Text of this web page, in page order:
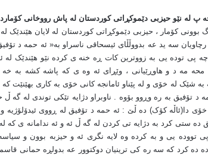
پ له نێو حیزبی دێموکڕاتی کوردستان له پاش رووخانی کۆماردا
کۆمار ، حیزبی دێموکڕاتی کوردستان له لایان هێندێک
سه ید عه بدووڵڵای ئیسحاقی ناسراو به« ئه حمه د
پی توده یی به زووترین کات ڕه خنه ی کرده نێو هێندێک له
محه مه د و هاوڕێیانی ، وێڕای ئه وه ی که پاشه کشه به خه
به شێک له خۆی و له پێناو ئامانجه کانی خۆی به کاری بهێنێت
د تۆفیق به ره وڕوو بۆوه . ناوبراو دژایه تێکی توندی له گه
خۆی دا(ئاڵه کۆک) ده ڵێ : ئه حمه د تۆفیق له ڕووی ئیدۆلۆژیه
ستی کرد به دژایه تی کردن له گه ڵ ئه و ئه ندامانه ی که له
تووده یی و به کرده وه لایه نگری ئه و حیزبه بوون و
ده کرد که سه ره کی ترینیان دوکتوور عه بدولڕه حمانی